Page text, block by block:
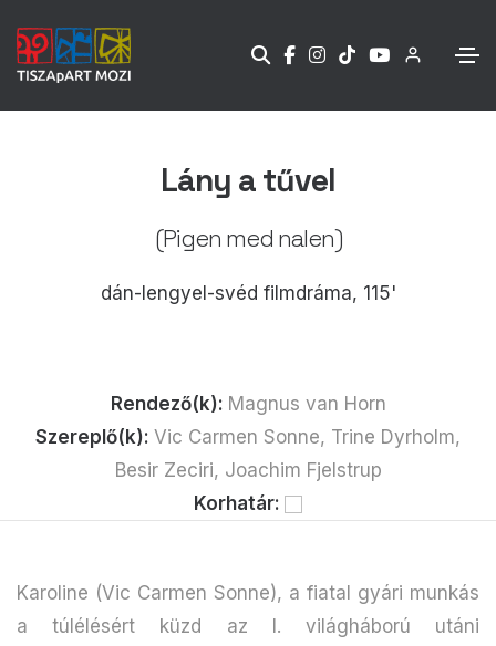
Lány a tűvel
(Pigen med nalen)
dán-lengyel-svéd filmdráma, 115'
Rendező(k): Magnus van Horn
Szereplő(k): Vic Carmen Sonne, Trine Dyrholm,
Besir Zeciri, Joachim Fjelstrup
Korhatár:
Karoline (Vic Carmen Sonne), a fiatal gyári munkás
a túlélésért küzd az I. világháború utáni